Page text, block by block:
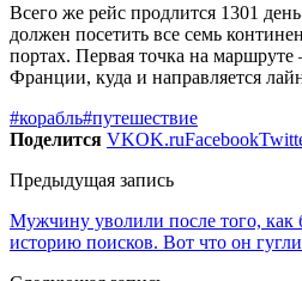
Всего же рейс продлится 1301
должен посетить все семь
портах. Первая точка на
Франции, куда и направляется
#корабль#путешествие
Поделится VKOK.ruFacebook
Предыдущая запись
Мужчину уволили после того, как
историю поисков. Вот что он